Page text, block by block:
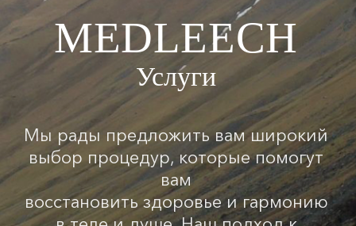
MEDLEECH
Услуги
Мы рады предложить вам широкий
выбор процедур, которые помогут
вам
восстановить здоровье и гармонию